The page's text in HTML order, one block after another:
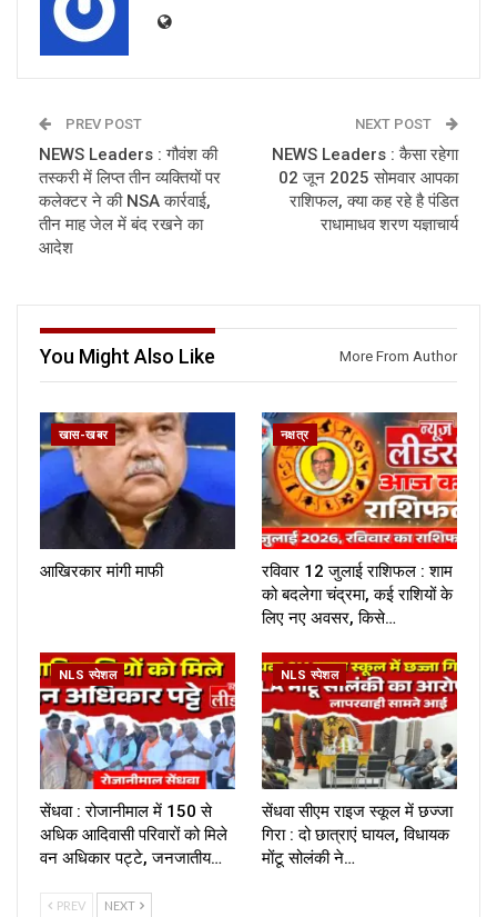
PREV POST
NEWS Leaders : गौवंश की
तस्करी में लिप्त तीन व्यक्तियों पर
कलेक्टर ने की NSA कार्रवाई,
तीन माह जेल में बंद रखने का
आदेश
NEXT POST
NEWS Leaders : कैसा रहेगा
02 जून 2025 सोमवार आपका
राशिफल, क्या कह रहे है पंडित
राधामाधव शरण यज्ञाचार्य
You Might Also Like More From Author
खास-खबर
आखिरकार मांगी माफी
नक्षत्र
रविवार 12 जुलाई राशिफल : शाम
को बदलेगा चंद्रमा, कई राशियों के
लिए नए अवसर, किसे…
NLS स्पेशल
सेंधवा : रोजानीमाल में 150 से
अधिक आदिवासी परिवारों को मिले
वन अधिकार पट्टे, जनजातीय…
NLS स्पेशल
सेंधवा सीएम राइज स्कूल में छज्जा
गिरा : दो छात्राएं घायल, विधायक
मोंटू सोलंकी ने…
PREV NEXT